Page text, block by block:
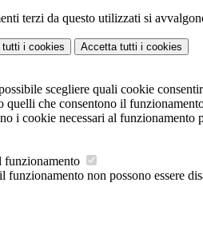
terzi da questo utilizzati si
tutti i cookies Accetta tutti i cookies
scegliere quali cookie
quelli che consentono il
i cookie necessari al funzionamento
funzionamento
funzionamento non possono essere